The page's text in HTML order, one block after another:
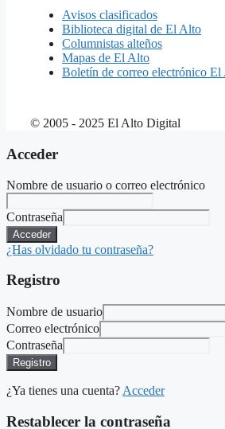
Avisos clasificados
Biblioteca digital de El Alto
Columnistas alteños
Mapas de El Alto
Boletín de correo electrónico
© 2005 - 2025 El Alto Digital
Acceder
Nombre de usuario o correo electrónico
Contraseña
Acceder
¿Has olvidado tu contraseña?
Registro
Nombre de usuario
Correo electrónico
Contraseña
Registro
¿Ya tienes una cuenta? Acceder
Restablecer la contraseña